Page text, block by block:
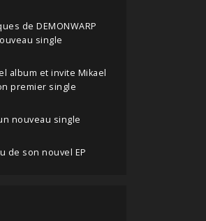
de DEMONWARP
single
album et invite Mikael
premier single
nouveau single
de son nouvel EP